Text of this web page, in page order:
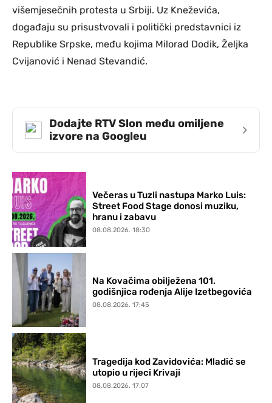
višemjesečnih protesta u Srbiji. Uz Kneževića,
događaju su prisustvovali i politički predstavnici iz
Republike Srpske, među kojima Milorad Dodik, Željka
Cvijanović i Nenad Stevandić.
Dodajte RTV Slon među omiljene
izvore na Googleu
›
Večeras u Tuzli nastupa Marko Luis:
Street Food Stage donosi muziku,
hranu i zabavu
08.08.2026. 18:30
Na Kovačima obilježena 101.
godišnjica rođenja Alije Izetbegovića
08.08.2026. 17:45
Tragedija kod Zavidovića: Mladić se
utopio u rijeci Krivaji
08.08.2026. 17:07